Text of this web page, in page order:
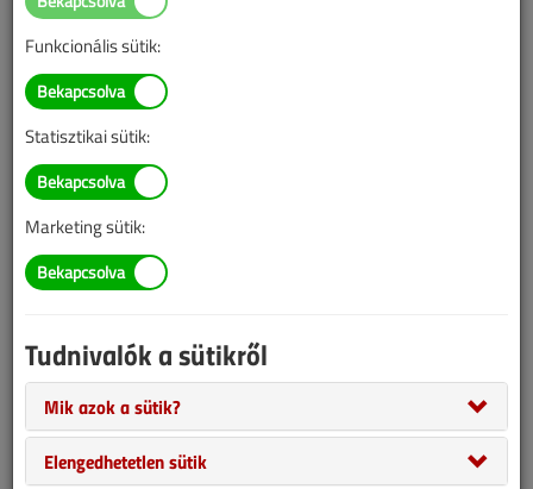
hozzáférése nem évül el.
A rendeléshez kérjük, lépjen be!
Illetve, ha még nem tette meg, kérjük, regisztráljon!
Tudnivalók az online lapszámvásárlásról
Van más mód ahhoz, hogy hozzáférjek egy lapszámhoz?
A megvásárolt lapszámot megkapom nyomtatott
formában is?
Meddig érvényes a hozzáférés a megvásárolt
lapszámhoz?
Funkcionális sütik:
Statisztikai sütik:
Marketing sütik:
Tudnivalók a sütikről
Mik azok a sütik?
Elengedhetetlen sütik